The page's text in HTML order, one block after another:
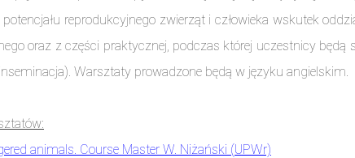
reprodukcyjnego zwierząt i człowieka wskutek
oraz z części praktycznej, podczas której uczestnicy
Warsztaty prowadzone będą w języku angielskim.
animals. Course Master W. Niżański (UPWr)